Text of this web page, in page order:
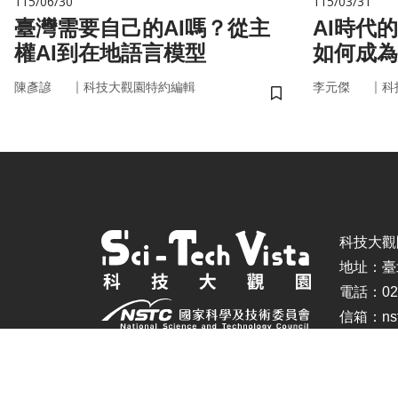
臺灣需要自己的AI嗎？從主
權AI到在地語言模型
陳彥諺 ｜ 科技大觀園特約編輯
儲存書籤
AI時代
如何成
李元傑 ｜ 科
科技大
地址：
電話：
信箱：